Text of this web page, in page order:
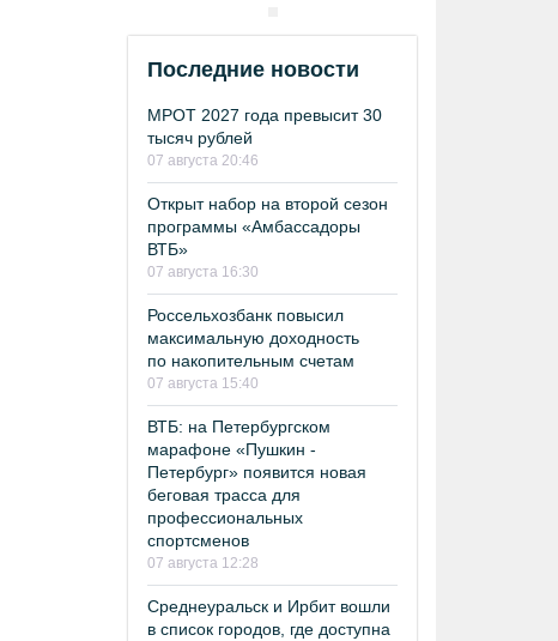
Последние новости
МРОТ 2027 года превысит 30
тысяч рублей
07 августа 20:46
Открыт набор на второй сезон
программы «Амбассадоры
ВТБ»
07 августа 16:30
Россельхозбанк повысил
максимальную доходность
по накопительным счетам
07 августа 15:40
ВТБ: на Петербургском
марафоне «Пушкин -
Петербург» появится новая
беговая трасса для
профессиональных
спортсменов
07 августа 12:28
Среднеуральск и Ирбит вошли
в список городов, где доступна